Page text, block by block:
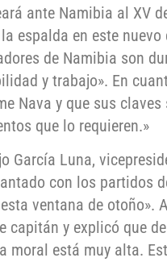
ante Namibia al XV
espalda en este
de Namibia son
y trabajo». En
Nava y que sus
que lo requieren.»
García Luna,
con los partidos
ventana de otoño».
capitán y explicó que
moral está muy alta.